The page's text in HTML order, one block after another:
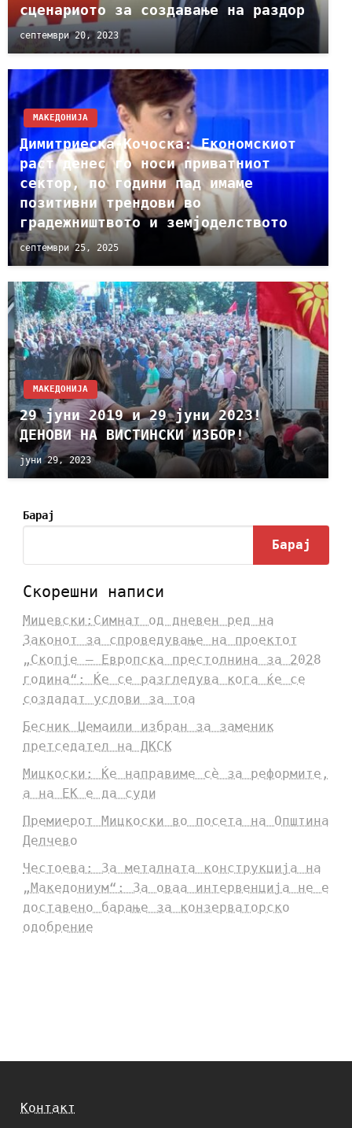
сценариото за создавање на раздор
септември 20, 2023
МАКЕДОНИЈА
Димитриеска-Кочоска: Економскиот
раст денес го носи приватниот
сектор, по години пад имаме
позитивни трендови во
градежништвото и земјоделството
септември 25, 2025
МАКЕДОНИЈА
29 јуни 2019 и 29 јуни 2023!
ДЕНОВИ НА ВИСТИНСКИ ИЗБОР!
јуни 29, 2023
Барај
Барај
Скорешни написи
Мицевски:Симнат од дневен ред на
Законот за спроведување на проектот
„Скопје – Европска престолнина за 2028
година“: Ќе се разгледува кога ќе се
создадат услови за тоа
Бесник Џемаили избран за заменик
претседател на ДКСК
Мицкоски: Ќе направиме сè за реформите,
а на ЕК е да суди
Премиерот Мицкоски во посета на Општина
Делчево
Честоева: За металната конструкција на
„Македониум“: За оваа интервенција не е
доставено барање за конзерваторско
одобрение
Контакт